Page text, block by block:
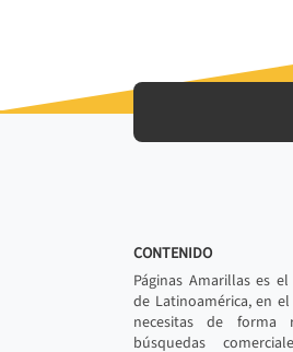
CONTENIDO
Páginas Amarillas es
de Latinoamérica, en
necesitas de forma
búsquedas